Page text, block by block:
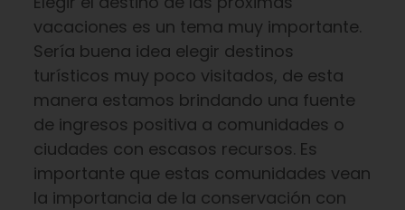
vacaciones es un tema muy importante.
Sería buena idea elegir destinos
turísticos muy poco visitados, de esta
manera estamos brindando una fuente
de ingresos positiva a comunidades o
ciudades con escasos recursos. Es
importante que estas comunidades vean
la importancia de la conservación con